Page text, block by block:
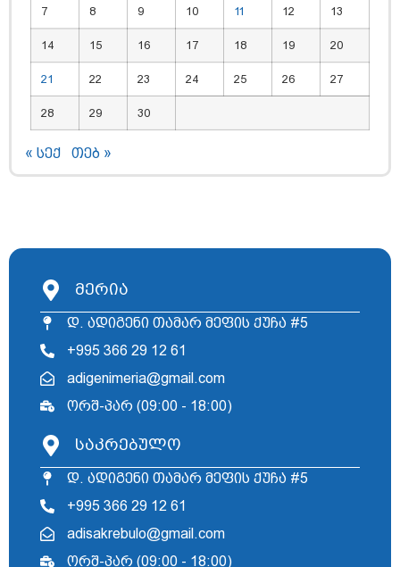
7 8 9 10 11 12 13
14 15 16 17 18 19 20
21 22 23 24 25 26 27
28 29 30
« სექ თებ »
მერია
დ. ადიგენი თამარ მეფის ქუჩა #5
+995 366 29 12 61
adigenimeria@gmail.com
ორშ-პარ (09:00 - 18:00)
საკრებულო
დ. ადიგენი თამარ მეფის ქუჩა #5
+995 366 29 12 61
adisakrebulo@gmail.com
ორშ-პარ (09:00 - 18:00)